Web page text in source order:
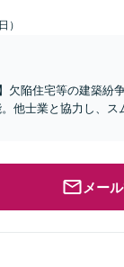
）
陥住宅等の建築紛
他士業と協力し、
メー